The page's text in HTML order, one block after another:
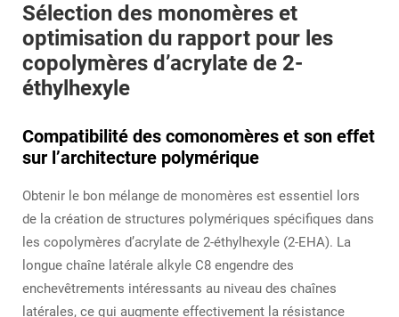
Sélection des monomères et
optimisation du rapport pour les
copolymères d’acrylate de 2-
éthylhexyle
Compatibilité des comonomères et son effet
sur l’architecture polymérique
Obtenir le bon mélange de monomères est essentiel lors
de la création de structures polymériques spécifiques dans
les copolymères d’acrylate de 2-éthylhexyle (2-EHA). La
longue chaîne latérale alkyle C8 engendre des
enchevêtrements intéressants au niveau des chaînes
latérales, ce qui augmente effectivement la résistance